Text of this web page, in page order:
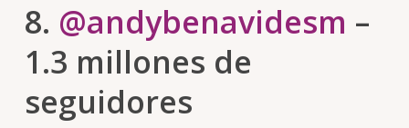
8. @andybenavidesm –
1.3 millones de
seguidores